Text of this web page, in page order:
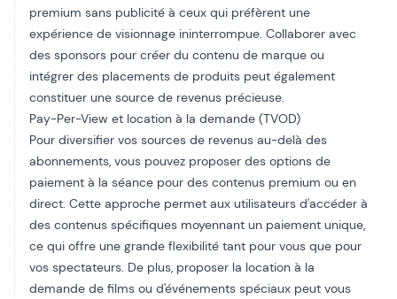
premium sans publicité à ceux qui préfèrent une
expérience de visionnage ininterrompue. Collaborer avec
des sponsors pour créer du contenu de marque ou
intégrer des placements de produits peut également
constituer une source de revenus précieuse.
Pay-Per-View et location à la demande (TVOD)
Pour diversifier vos sources de revenus au-delà des
abonnements, vous pouvez proposer des options de
paiement à la séance pour des contenus premium ou en
direct. Cette approche permet aux utilisateurs d'accéder à
des contenus spécifiques moyennant un paiement unique,
ce qui offre une grande flexibilité tant pour vous que pour
vos spectateurs. De plus, proposer la location à la
demande de films ou d'événements spéciaux peut vous